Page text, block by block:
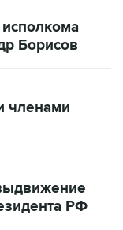
Борисов
членами
РФ